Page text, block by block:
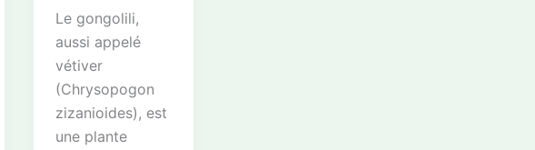
Le gongolili,
aussi appelé
vétiver
(Chrysopogon
zizanioides), est
une plante